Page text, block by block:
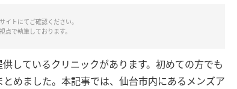
トにてご確認ください。
で執筆しております。
しているクリニックがあります。初めての方でも
めました。本記事では、仙台市内にあるメンズア